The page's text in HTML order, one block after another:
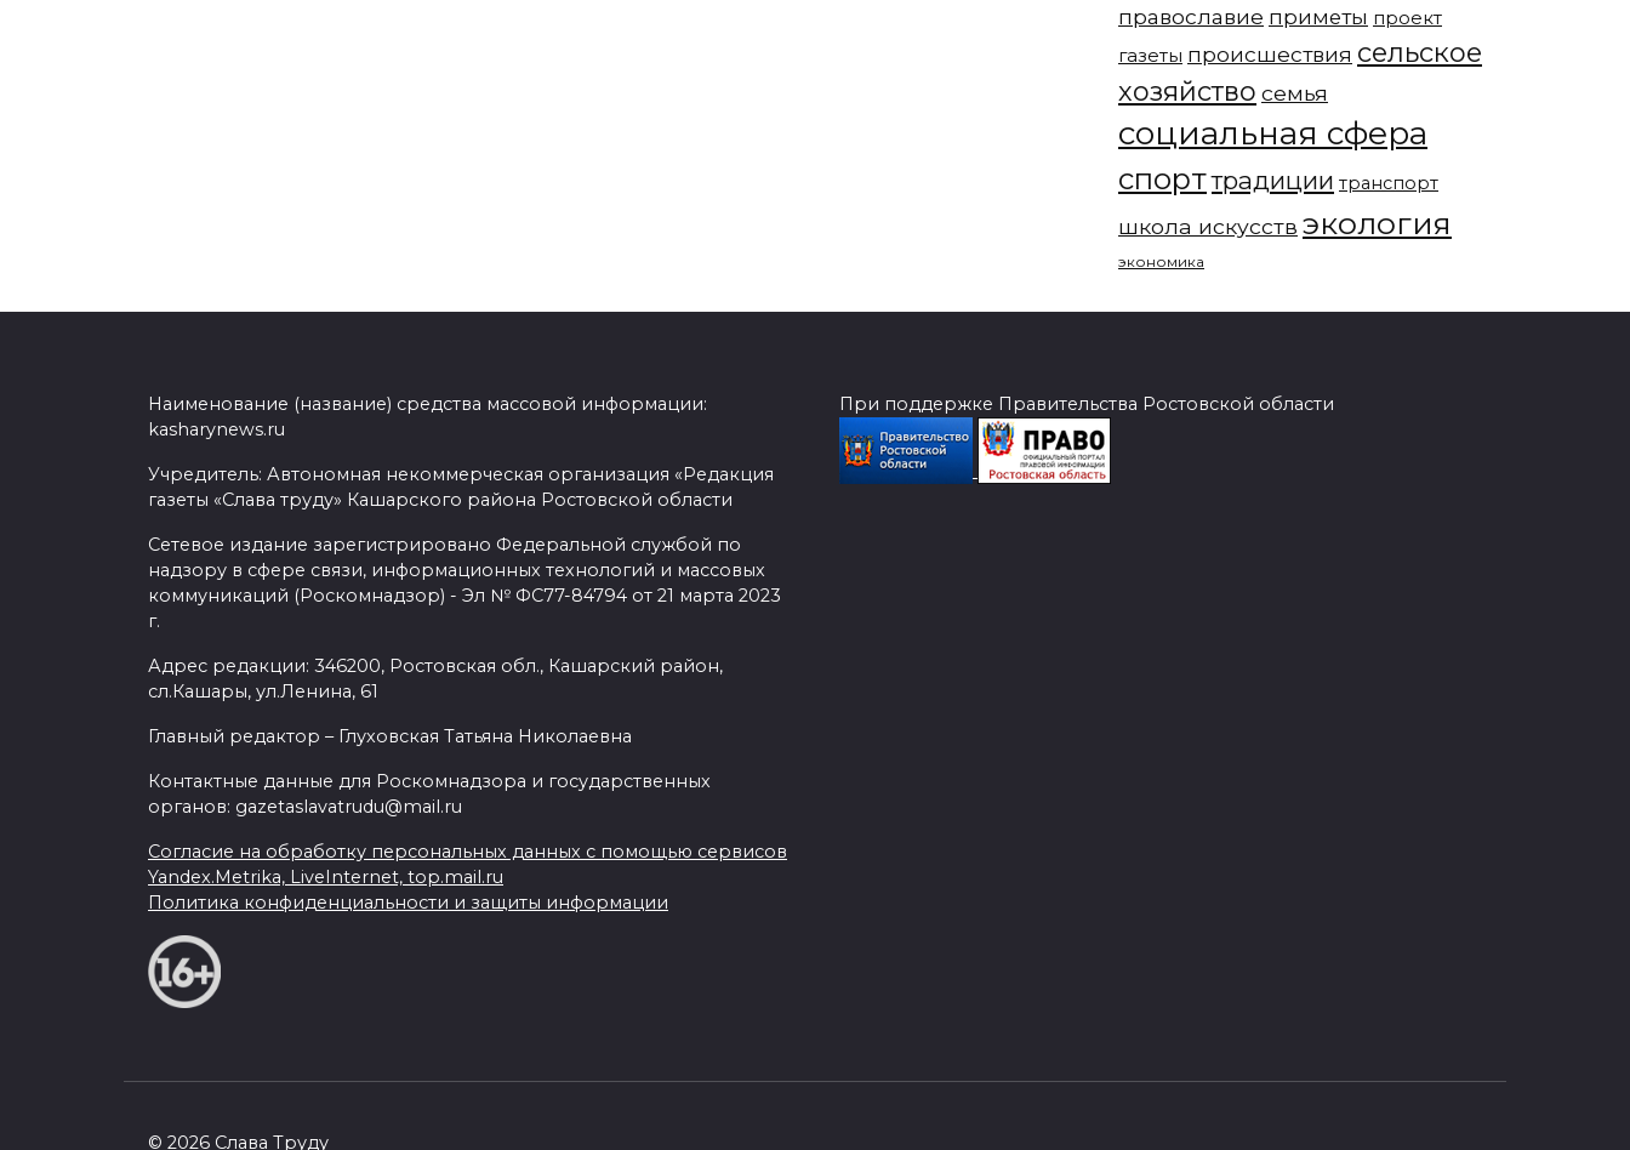
православие приметы проект
газеты происшествия сельское
хозяйство семья
социальная сфера
спорттрадиции транспорт
школа искусств экология
экономика
Наименование (название) средства массовой информации:
kasharynews.ru
Учредитель: Автономная некоммерческая организация «Редакция
газеты «Слава труду» Кашарского района Ростовской области
Сетевое издание зарегистрировано Федеральной службой по
надзору в сфере связи, информационных технологий и массовых
коммуникаций (Роскомнадзор) - Эл № ФС77-84794 от 21 марта 2023
г.
Адрес редакции: 346200, Ростовская обл., Кашарский район,
сл.Кашары, ул.Ленина, 61
Главный редактор – Глуховская Татьяна Николаевна
Контактные данные для Роскомнадзора и государственных
органов: gazetaslavatrudu@mail.ru
Согласие на обработку персональных данных с помощью сервисов
Yandex.Metrika, LiveInternet, top.mail.ru
Политика конфиденциальности и защиты информации
При поддержке Правительства Ростовской области
© 2026 Слава Труду